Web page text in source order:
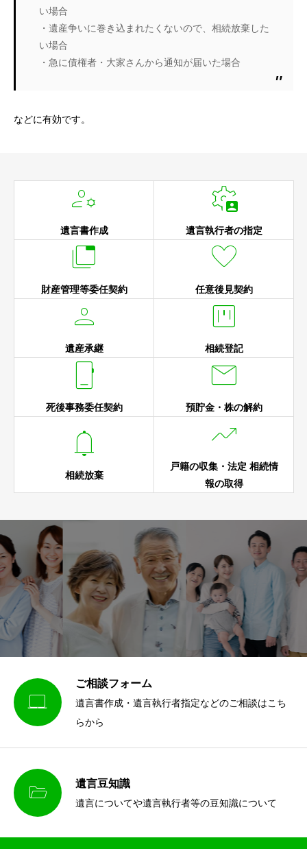
い場合
・遺産争いに巻き込まれたくないので、相続放棄した
い場合
・急に債権者・大家さんから通知が届いた場合
などに有効です。

遺言書作成

遺言執行者の指定

財産管理等委任契約

任意後見契約

遺産承継

相続登記

死後事務委任契約

預貯金・株の解約

相続放棄

戸籍の収集・法定 相続情
報の取得

ご相談フォーム
遺言書作成・遺言執行者指定などのご相談はこち
らから
 遺言豆知識
遺言についてや遺言執行者等の豆知識について